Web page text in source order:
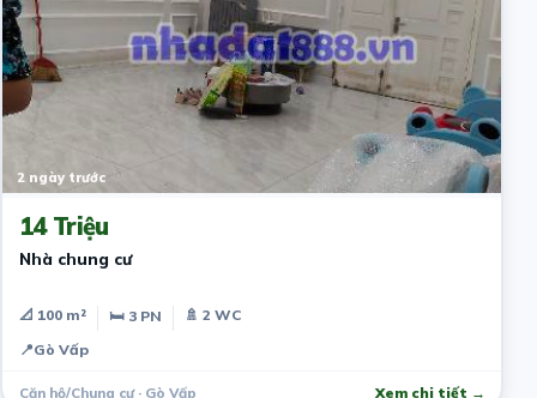
2 ngày trước
14 Triệu
Nhà chung cư
📐 100 m² 🛏 3 PN
🚿 2 WC
📍Gò Vấp
Căn hộ/Chung cư · Gò Vấp Xem chi tiết →